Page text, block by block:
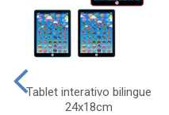
Tablet interativo bilingue
24x18cm